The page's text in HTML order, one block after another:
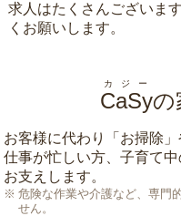
求人はたくさんございま
くお願いします。
CaSy
カジー
の
お客様に代わり「 お掃除
仕事が忙しい方、子育て
お支えします。
危険な作業や介護など、専門
せん。